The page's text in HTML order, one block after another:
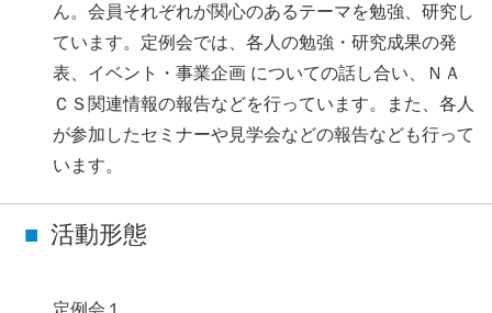
ん。会員それぞれが関心のあるテーマを勉強、研究し
ています。定例会では、各人の勉強・研究成果の発
表、イベント・事業企画 についての話し合い、ＮＡ
ＣＳ関連情報の報告などを行っています。また、各人
が参加したセミナーや見学会などの報告なども行って
います。
活動形態
定例会１